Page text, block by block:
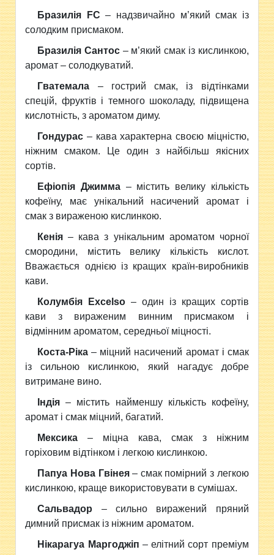
Бразилія FC – надзвичайно м’який смак із
солодким присмаком.
Бразилія Сантос – м’який смак із кислинкою,
аромат – солодкуватий.
Гватемала – гострий смак, із відтінками
спецій, фруктів і темного шоколаду, підвищена
кислотність, з ароматом диму.
Гондурас – кава характерна своєю міцністю,
ніжним смаком. Це один з найбільш якісних
сортів.
Ефіопія Джимма – містить велику кількість
кофеїну, має унікальний насичений аромат і
смак з вираженою кислинкою.
Кенія – кава з унікальним ароматом чорної
смородини, містить велику кількість кислот.
Вважається однією із кращих країн-виробників
кави.
Колумбія Excelso – один із кращих сортів
кави з вираженим винним присмаком і
відмінним ароматом, середньої міцності.
Коста-Ріка – міцний насичений аромат і смак
із сильною кислинкою, який нагадує добре
витримане вино.
Індія – містить найменшу кількість кофеїну,
аромат і смак міцний, багатий.
Мексика – міцна кава, смак з ніжним
горіховим відтінком і легкою кислинкою.
Папуа Нова Гвінея– смак помірний з легкою
кислинкою, краще використовувати в сумішах.
Сальвадор – сильно виражений пряний
димний присмак із ніжним ароматом.
Нікарагуа Маргоджіп – елітний сорт преміум